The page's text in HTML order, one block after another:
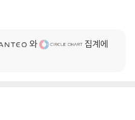
와
집계에